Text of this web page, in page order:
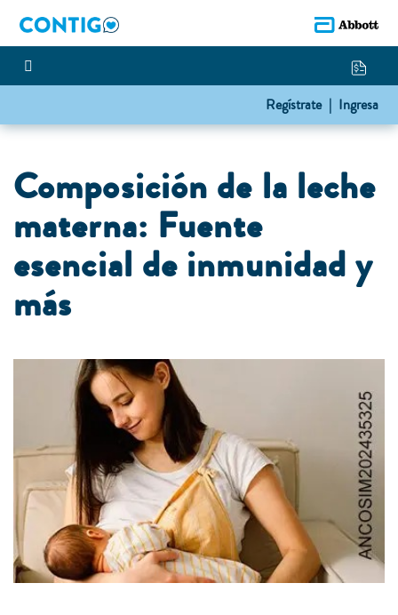
Regístrate | Ingresa
Composición de la leche
materna: Fuente
esencial de inmunidad y
más